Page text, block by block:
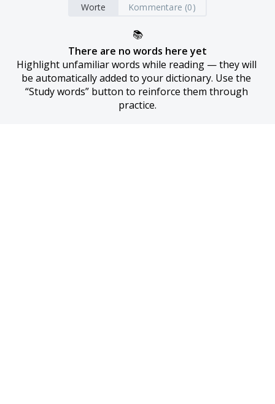
Worte Kommentare (0)
📚
There are no words here yet
Highlight unfamiliar words while reading — they will
be automatically added to your dictionary. Use the
“Study words” button to reinforce them through
practice.